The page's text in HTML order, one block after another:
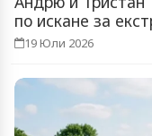
по искане за
19 Юли 2026